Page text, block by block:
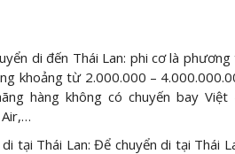
di đến Thái Lan: phi cơ là
khoảng từ 2.000.000 –
hàng không có chuyến bay
di tại Thái Lan: Để chuyển di tại Thái